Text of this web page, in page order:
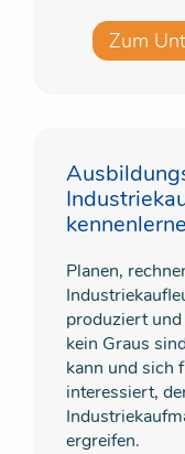
Zum
Planen,
produziert
kein Graus
kann und sich
interessiert,
ergreifen.